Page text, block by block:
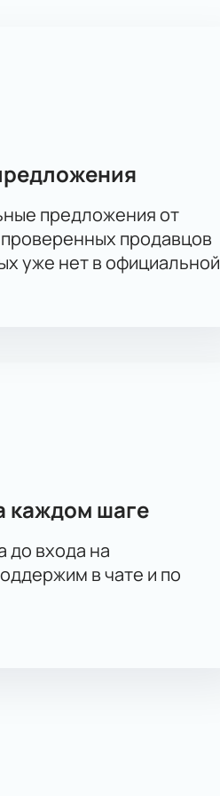
место для просмотра матча.
возможность насладиться
себе незабываемые
предложения от
продавцов
уже нет в официальной
каждом шаге
до входа на
в чате и по